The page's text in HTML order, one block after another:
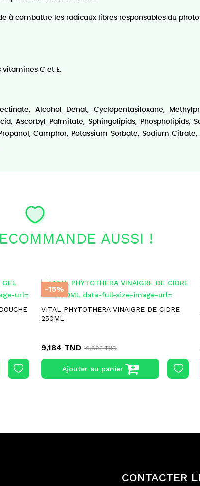
à combattre les radicaux libres responsables du
C et E.
Alcohol Denat, Cyclopentasiloxane,
Ascorbyl Palmitate, Sphingolipids, Phospholipids,
Camphor, Potassium Sorbate, Sodium
AUSSI !
-15%
VITAL PHYTOTHERA VINAIGRE DE CIDRE
250ML
9,184 TND 10,805 TND
Ajouter au panier
CONTACTER